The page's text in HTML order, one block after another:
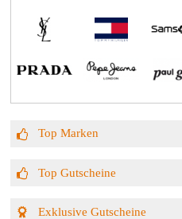
Top Marken
Top Gutscheine
Exklusive Gutscheine